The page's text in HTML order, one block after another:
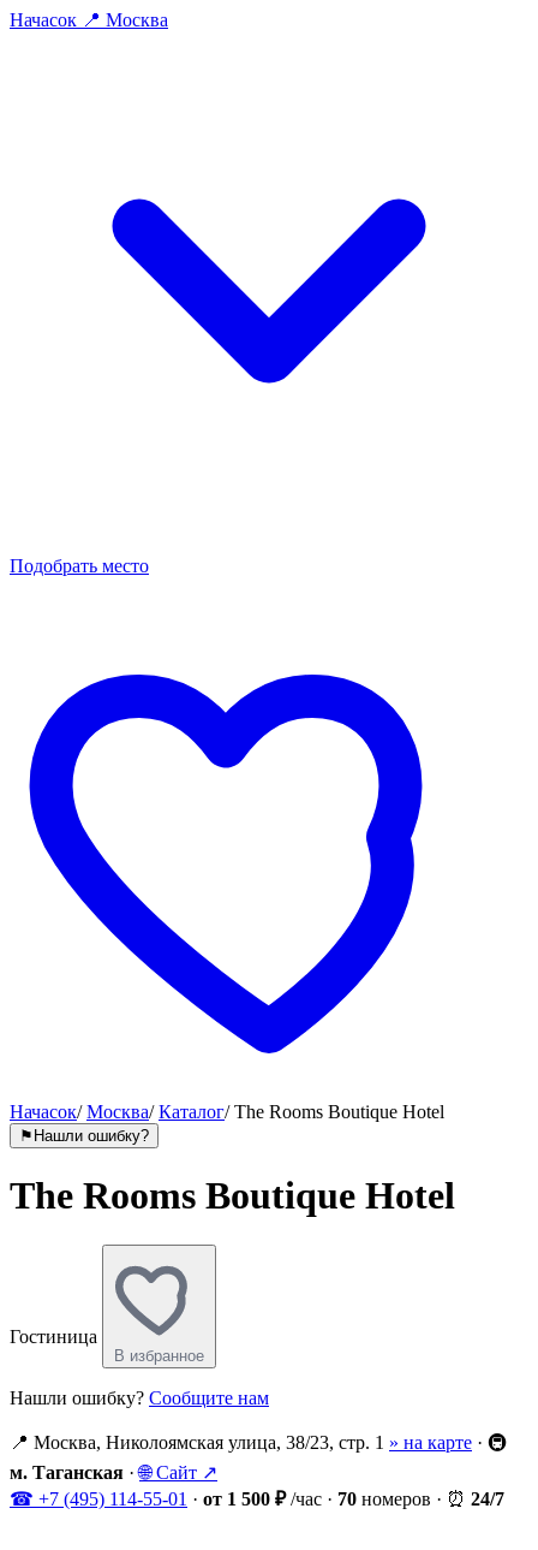
Начасок 📍 Москва
Подобрать место
Начасок/ Москва/ Каталог/ The Rooms Boutique Hotel
⚑ Нашли ошибку?
The Rooms Boutique Hotel
Гостиница
В избранное
Нашли ошибку? Сообщите нам
📍 Москва, Николоямская улица, 38/23, стр. 1 » на карте · 🚇
м. Таганская · 🌐Сайт ↗
☎ +7 (495) 114-55-01 · от 1 500 ₽/час · 70 номеров · ⏰ 24/7